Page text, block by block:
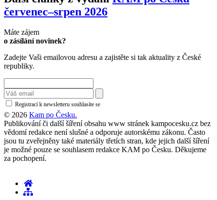
červenec–srpen 2026
Máte zájem
o zásílání novinek?
Zadejte Vaši emailovou adresu a zajistěte si tak aktuality z České
republiky.
Registrací k newsletteru souhlasíte se
© 2026 Kam po Česku.
Publikování či další šíření obsahu www stránek kampocesku.cz bez
vědomí redakce není slušné a odporuje autorskému zákonu. Často
jsou tu zveřejněny také materiály třetích stran, kde jejich další šíření
je možné pouze se souhlasem redakce KAM po Česku. Děkujeme
za pochopení.